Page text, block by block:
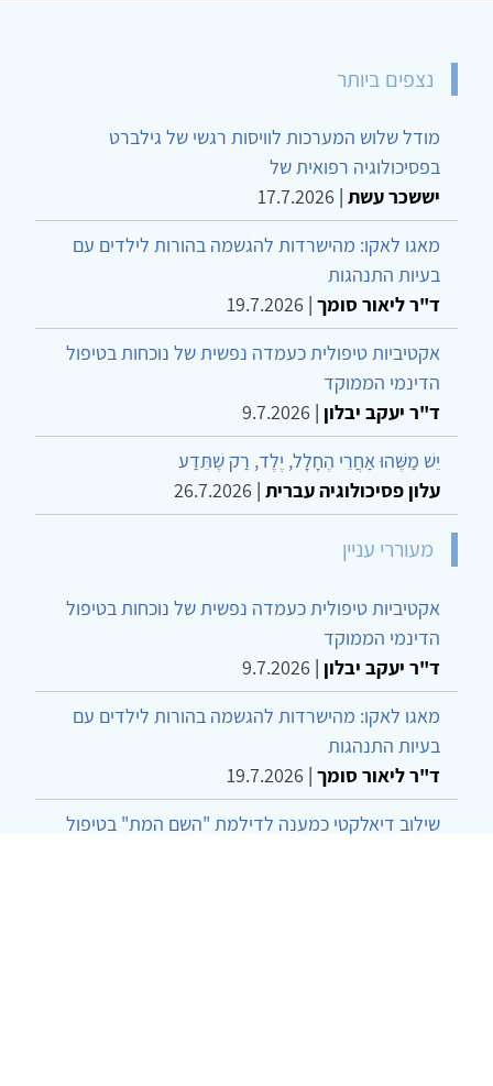
נצפים ביותר
מודל שלוש המערכות לוויסות רגשי של גילברט
בפסיכולוגיה רפואית של
יששכר עשת |
17.7.2026
מאגו לאקו: מהישרדות להגשמה בהורות לילדים עם
בעיות התנהגות
ד"ר ליאור סומך |
19.7.2026
אקטיביות טיפולית כעמדה נפשית של נוכחות בטיפול
הדינמי הממוקד
ד"ר יעקב יבלון |
9.7.2026
יֵשׁ מַשֶּׁהוּ אַחֲרֵי הֶחָלָל, יֶלֶד, רַק שֶׁתֵּדַע
עלון פסיכולוגיה עברית |
26.7.2026
מעוררי עניין
אקטיביות טיפולית כעמדה נפשית של נוכחות בטיפול
הדינמי הממוקד
ד"ר יעקב יבלון |
9.7.2026
מאגו לאקו: מהישרדות להגשמה בהורות לילדים עם
בעיות התנהגות
ד"ר ליאור סומך |
19.7.2026
שילוב דיאלקטי כמענה לדילמת "השם המת" בטיפול